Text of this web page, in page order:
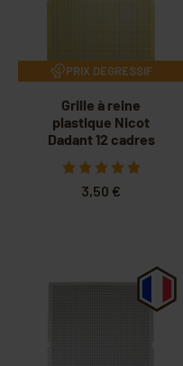
PRIX DEGRESSIF
Grille à reine
plastique Nicot
Dadant 12 cadres
3,50 €